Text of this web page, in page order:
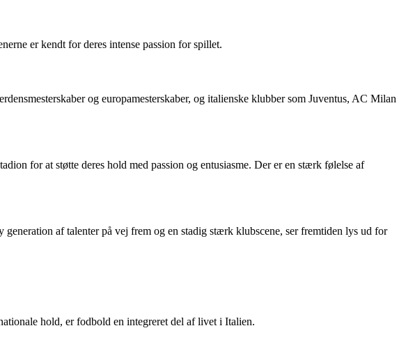
er kendt for deres intense passion for spillet.
og europamesterskaber, og italienske klubber som Juventus, AC Milan
for at støtte deres hold med passion og entusiasme. Der er en stærk følelse af
af talenter på vej frem og en stadig stærk klubscene, ser fremtiden lys ud for
hold, er fodbold en integreret del af livet i Italien.